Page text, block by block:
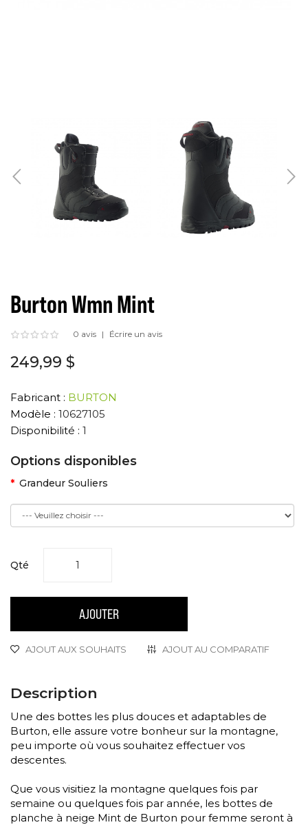
Burton Wmn Mint
0 avis Écrire un avis
249,99 $
Fabricant : BURTON
Modèle : 10627105
Disponibilité : 1
Options disponibles
Grandeur Souliers
Qté
AJOUTER
AJOUT AUX SOUHAITS AJOUT AU COMPARATIF
Description
Une des bottes les plus douces et adaptables de
Burton, elle assure votre bonheur sur la montagne,
peu importe où vous souhaitez effectuer vos
descentes.
Que vous visitiez la montagne quelques fois par
semaine ou quelques fois par année, les bottes de
planche à neige Mint de Burton pour femme seront à